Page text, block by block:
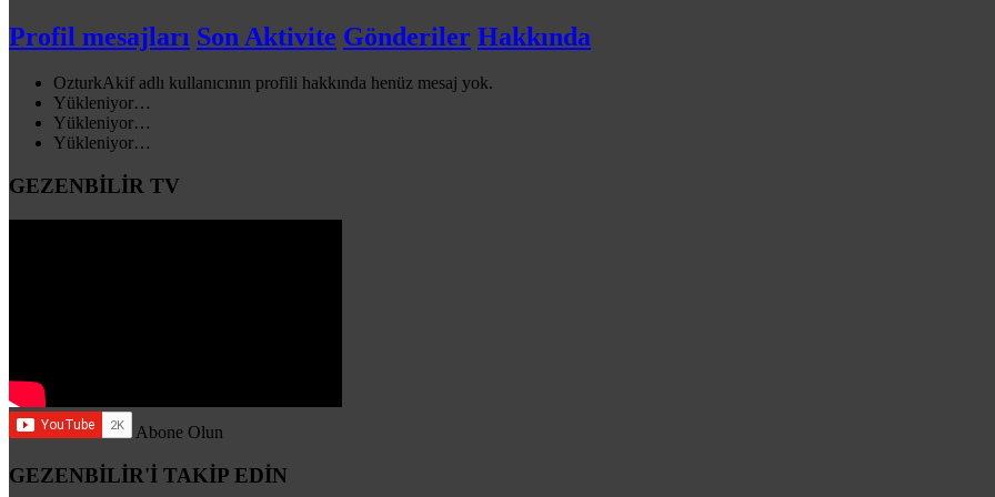
Profil mesajları Son Aktivite Gönderiler Hakkında
OzturkAkif adlı kullanıcının profili hakkında henüz mesaj yok.
Yükleniyor…
Yükleniyor…
Yükleniyor…
GEZENBİLİR TV
Abone Olun
GEZENBİLİR'İ TAKİP EDİN